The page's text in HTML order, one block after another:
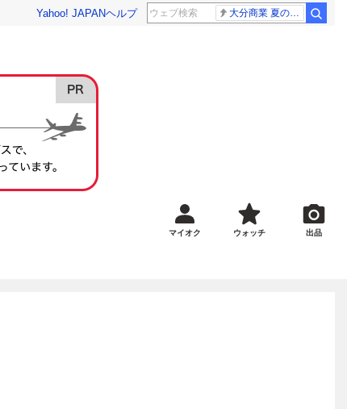
Yahoo! JAPANヘルプ 大分商業 夏の甲子園
マイオク ウォッチ 出品